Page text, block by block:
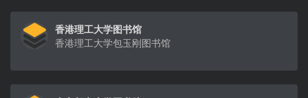
香港理工大学图书馆
香港理工大学包玉刚图书馆